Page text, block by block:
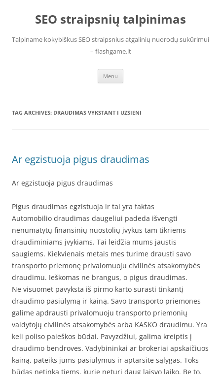
contentSEO straipsnių talpinimas
Talpiname kokybiškus SEO straipsnius atgalinių nuorodų sukūrimui
– flashgame.lt
Menu
TAG ARCHIVES: DRAUDIMAS VYKSTANT I UZSIENI
Ar egzistuoja pigus draudimas
Ar egzistuoja pigus draudimas
Pigus draudimas egzistuoja ir tai yra faktas
Automobilio draudimas daugeliui padeda išvengti
nenumatytų finansinių nuostolių įvykus tam tikriems
draudiminiams įvykiams. Tai leidžia mums jaustis
saugiems. Kiekvienais metais mes turime drausti savo
transporto priemonę privalomuoju civilinės atsakomybės
draudimu. Ieškomas ne brangus, o pigus draudimas.
Ne visuomet pavyksta iš pirmo karto surasti tinkantį
draudimo pasiūlymą ir kainą. Savo transporto priemones
galime apdrausti privalomuoju transporto priemonių
valdytojų civilinės atsakomybės arba KASKO draudimu. Yra
keli poliso paieškos būdai. Pavyzdžiui, galima kreiptis į
draudimo bendroves. Vadybininkai ar brokeriai apskaičiuos
kainą, pateiks jums pasiūlymus ir aptarsite sąlygas. Toks
būdas netinka tiems, kurie neturi daug laisvo laiko. Be to,